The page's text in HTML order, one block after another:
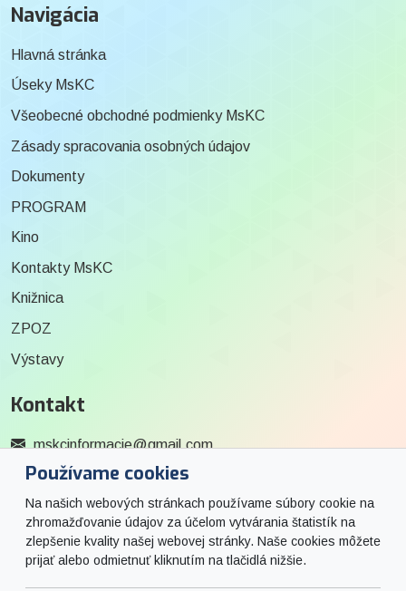
Používame cookies
Na našich webových stránkach používame súbory cookie na
zhromažďovanie údajov za účelom vytvárania štatistík na
zlepšenie kvality našej webovej stránky. Naše cookies môžete
prijať alebo odmietnuť kliknutím na tlačidlá nižšie.
Navigácia
Hlavná stránka
Úseky MsKC
Všeobecné obchodné podmienky MsKC
Zásady spracovania osobných údajov
Dokumenty
PROGRAM
Kino
Kontakty MsKC
Knižnica
ZPOZ
Výstavy
Kontakt
mskcinformacie@gmail.com
0915 727 244
Social
Facebook